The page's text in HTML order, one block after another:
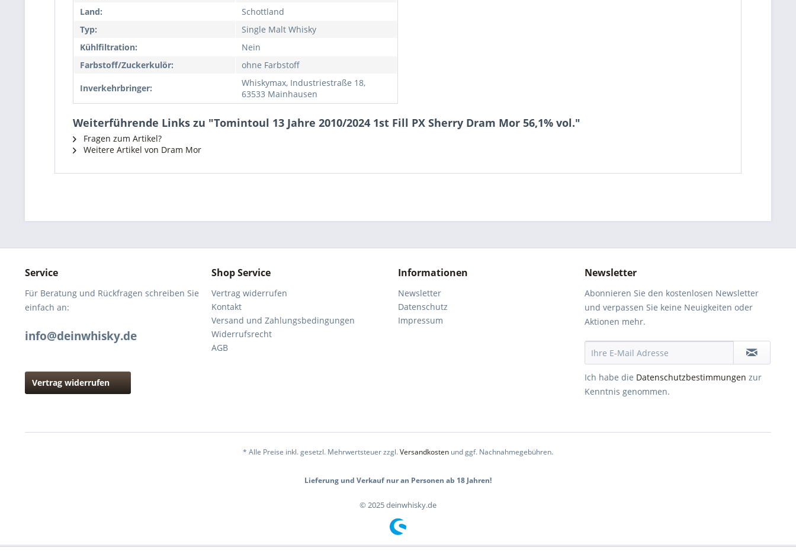
Land:
Schottland
Typ:
Single Malt Whisky
Kühlfiltration:
Nein
Farbstoff/Zuckerkulör:
ohne Farbstoff
Inverkehrbringer:
Whiskymax, Industriestraße 18,
63533 Mainhausen
Weiterführende Links zu "Tomintoul 13 Jahre 2010/2024 1st Fill PX Sherry Dram Mor 56,1% vol."
Fragen zum Artikel?
Weitere Artikel von Dram Mor
Service
Für Beratung und Rückfragen schreiben Sie
einfach an:
info@deinwhisky.de
Vertrag widerrufen
Shop Service
Vertrag widerrufen
Kontakt
Versand und Zahlungsbedingungen
Widerrufsrecht
AGB
Informationen
Newsletter
Datenschutz
Impressum
Newsletter
Abonnieren Sie den kostenlosen Newsletter
und verpassen Sie keine Neuigkeiten oder
Aktionen mehr.
Ich habe die Datenschutzbestimmungen zur
Kenntnis genommen.
* Alle Preise inkl. gesetzl. Mehrwertsteuer zzgl.Versandkosten und ggf. Nachnahmegebühren.
Lieferung und Verkauf nur an Personen ab 18 Jahren!
© 2025 deinwhisky.de